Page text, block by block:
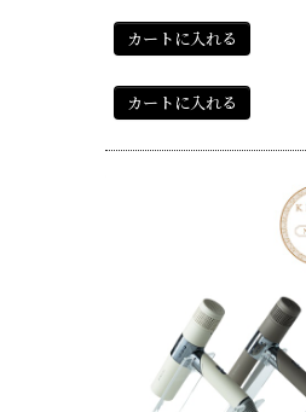
カートに入れる
カートに入れる